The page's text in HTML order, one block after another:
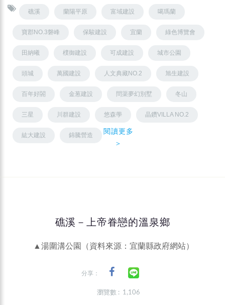
礁溪 蘭陽平原 富域建設 噶瑪蘭
寶郡NO.3磐峰 保駿建設 宜蘭 綠色博覽會
田納曦 樸御建設 可成建設 城市公園
頭城 萬國建設 人文典藏NO.2 旭生建設
百年好閤 金葱建設 問渠夢幻別墅 冬山
三星 川群建設 悠森學 晶鑽VILLA NO.2
紘大建設 錦騰營造
閱讀更多
＞
礁溪－上帝眷戀的溫泉鄉
▲湯圍溝公園（資料來源：宜蘭縣政府網站）
分享：
瀏覽數 : 1,106